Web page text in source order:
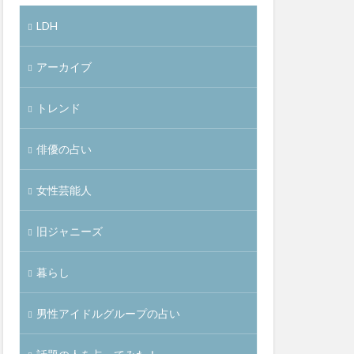
LDH
アーカイブ
トレンド
俳優の占い
女性芸能人
旧ジャニーズ
暮らし
男性アイドルグループの占い